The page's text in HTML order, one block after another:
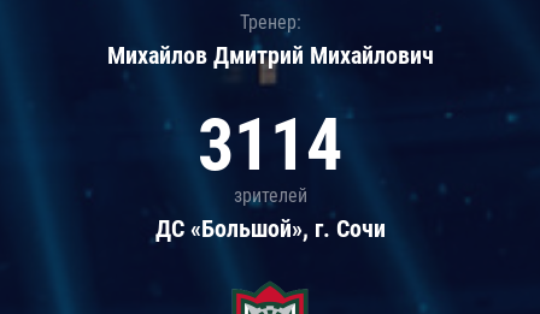
Тренер:
Михайлов Дмитрий Михайлович
3114
зрителей
ДС «Большой», г. Сочи